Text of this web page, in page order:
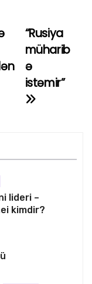
“Rusiya
müharib
ə
istəmir”
lideri –
kimdir?